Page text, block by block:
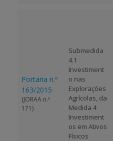
Portaria n.º
163/2015
(JORAA n.º
171)
Submedida
4.1 
Investiment
o nas
Explorações
Agrícolas, da
Medida 4 
Investiment
os em Ativos
Físicos